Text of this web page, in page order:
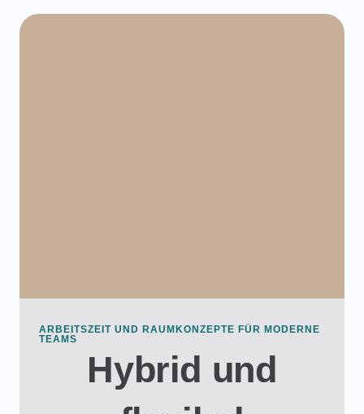
ARBEITSZEIT UND RAUMKONZEPTE FÜR MODERNE
TEAMS
Hybrid und